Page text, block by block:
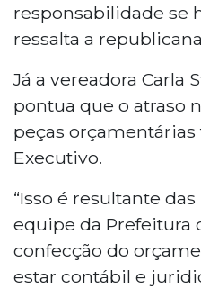
responsabilidade se
ressalta a
Já a vereadora Carla
pontua que o atraso
peças
Executivo.
“Isso é resultante
equipe da Prefeitura
confecção do
estar contábil e